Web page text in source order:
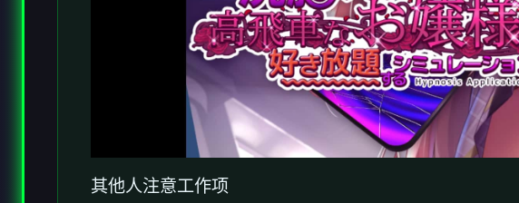
其他人注意工作项